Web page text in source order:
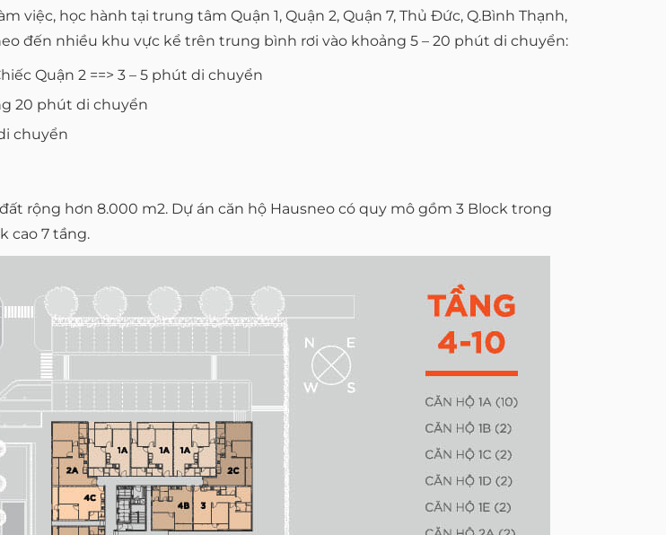
việc, học hành tại trung tâm Quận 1, Quận 2, Quận 7, Thủ Đức, Q.Bình Thạnh,
đến nhiều khu vực kể trên trung bình rơi vào khoảng 5 – 20 phút di chuyển:
Quận 2 ==> 3 – 5 phút di chuyển
20 phút di chuyển
chuyển
rộng hơn 8.000 m2. Dự án căn hộ Hausneo có quy mô gồm 3 Block trong
cao 7 tầng.